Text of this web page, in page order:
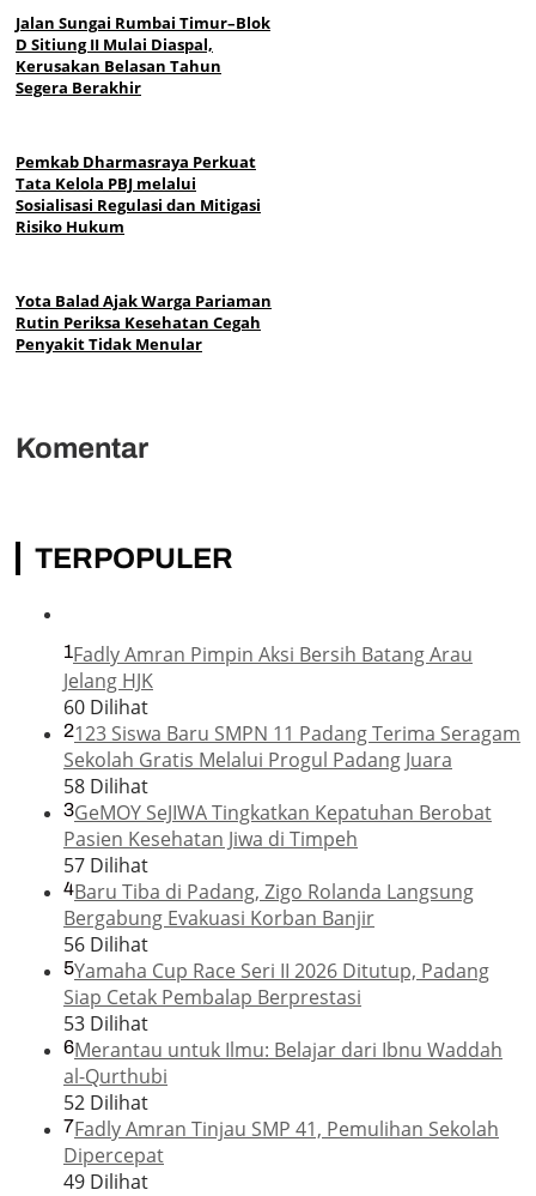
Jalan Sungai Rumbai Timur–Blok
D Sitiung II Mulai Diaspal,
Kerusakan Belasan Tahun
Segera Berakhir
Pemkab Dharmasraya Perkuat
Tata Kelola PBJ melalui
Sosialisasi Regulasi dan Mitigasi
Risiko Hukum
Yota Balad Ajak Warga Pariaman
Rutin Periksa Kesehatan Cegah
Penyakit Tidak Menular
Komentar
TERPOPULER
1Fadly Amran Pimpin Aksi Bersih Batang Arau
Jelang HJK
60 Dilihat
2123 Siswa Baru SMPN 11 Padang Terima Seragam
Sekolah Gratis Melalui Progul Padang Juara
58 Dilihat
3GeMOY SeJIWA Tingkatkan Kepatuhan Berobat
Pasien Kesehatan Jiwa di Timpeh
57 Dilihat
4Baru Tiba di Padang, Zigo Rolanda Langsung
Bergabung Evakuasi Korban Banjir
56 Dilihat
5Yamaha Cup Race Seri II 2026 Ditutup, Padang
Siap Cetak Pembalap Berprestasi
53 Dilihat
6Merantau untuk Ilmu: Belajar dari Ibnu Waddah
al-Qurthubi
52 Dilihat
7Fadly Amran Tinjau SMP 41, Pemulihan Sekolah
Dipercepat
49 Dilihat